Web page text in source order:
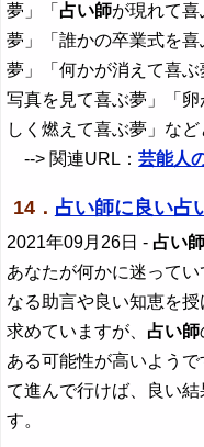
夢」「 占い師が現れて
夢」「誰かの卒業式を
夢」「何かが消えて喜
写真を見て喜ぶ夢」「
しく燃えて喜ぶ夢」な
--> 関連URL：芸能人
14． 占い師に良い占
2021年09月26日 - 占い師
あなたが何かに迷って
なる助言や良い知恵を
求めていますが、 占い師
ある可能性が高いよう
て進んで行けば、良い
す。